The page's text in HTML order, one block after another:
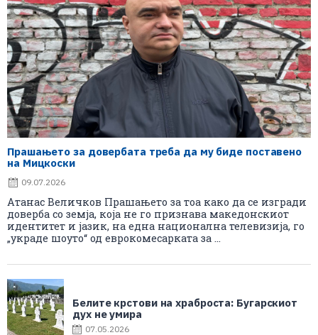
Прашањето за довербата треба да му биде поставено
на Мицкоски
09.07.2026
Атанас Величков Прашањето за тоа како да се изгради
доверба со земја, која не го признава македонскиот
идентитет и јазик, на една национална телевизија, го
„украде шоуто“ од еврокомесарката за ...
Белите крстови на храброста: Бугарскиот
дух не умира
07.05.2026